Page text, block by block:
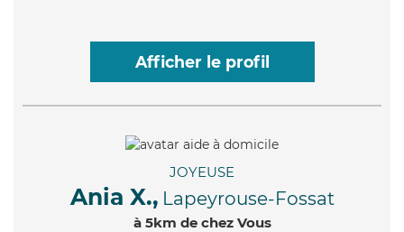
Afficher le profil
JOYEUSE
Ania X., Lapeyrouse-Fossat
à 5km de chez Vous